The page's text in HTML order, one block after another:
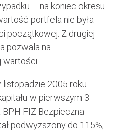
– na koniec okresu
portfela nie była
początkowej. Z drugiej
pozwala na
listopadzie 2005 roku
w pierwszym 3-
BPH FIZ Bezpieczna
podwyższony do 115%,